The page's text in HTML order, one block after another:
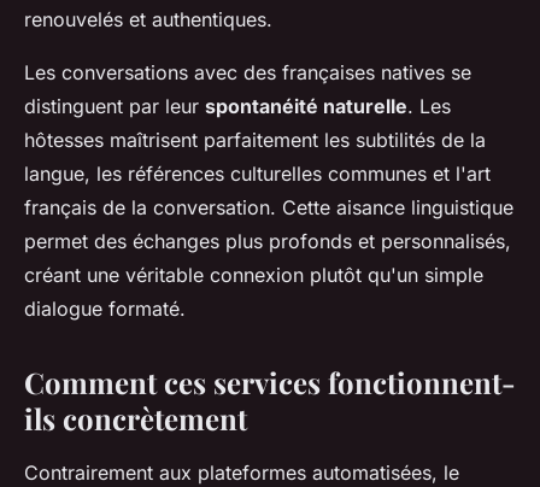
renouvelés et authentiques.
Les conversations avec des françaises natives se
distinguent par leur spontanéité naturelle. Les
hôtesses maîtrisent parfaitement les subtilités de la
langue, les références culturelles communes et l'art
français de la conversation. Cette aisance linguistique
permet des échanges plus profonds et personnalisés,
créant une véritable connexion plutôt qu'un simple
dialogue formaté.
Comment ces services fonctionnent-
ils concrètement
Contrairement aux plateformes automatisées, le